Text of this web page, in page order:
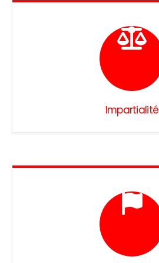
Impartialité